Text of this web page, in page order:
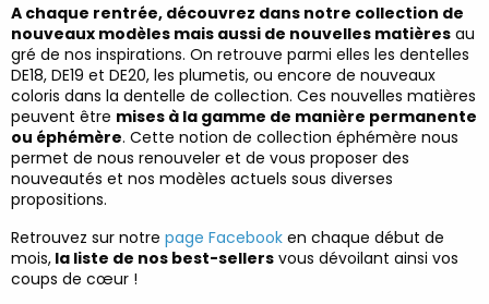
A chaque rentrée, découvrez dans notre collection de
nouveaux modèles mais aussi de nouvelles matières au
gré de nos inspirations. On retrouve parmi elles les dentelles
DE18, DE19 et DE20, les plumetis, ou encore de nouveaux
coloris dans la dentelle de collection. Ces nouvelles matières
peuvent être mises à la gamme de manière permanente
ou éphémère. Cette notion de collection éphémère nous
permet de nous renouveler et de vous proposer des
nouveautés et nos modèles actuels sous diverses
propositions.
Retrouvez sur notre page Facebook en chaque début de
mois, la liste de nos best-sellers vous dévoilant ainsi vos
coups de cœur !